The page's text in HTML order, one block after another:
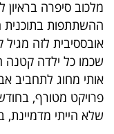
המילון
הכלכלי
פודקאסט
40
UNDER
ההשתתפות בתוכנית
אובססיבית לזה
שכמו כל ילדה קטנה
אותי מחוג לתחביב
פרויקט מטורף,
שלא הייתי